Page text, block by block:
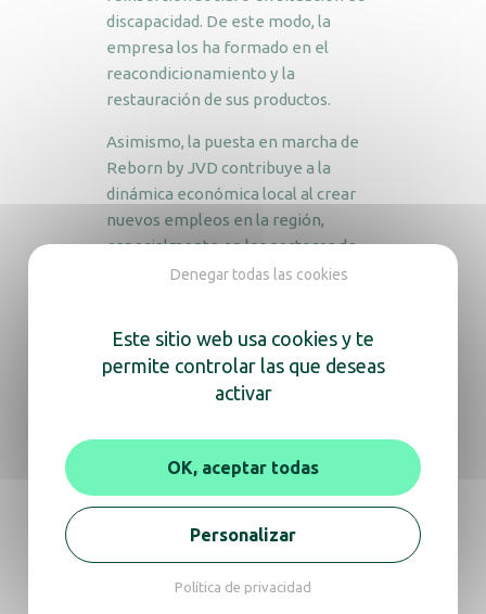
discapacidad. De este modo, la
empresa los ha formado en el
reacondicionamiento y la
restauración de sus productos.
Asimismo, la puesta en marcha de
Reborn by JVD contribuye a la
dinámica económica local al crear
nuevos empleos en la región,
especialmente en los sectores de
mantenimiento y
Las ventajas ecológicas y
económicas de su solución Reborn
están en consonancia con los
empresa. A través de su oferta,
inicialmente centrada en los
secadores de manos, JVD desea
responsable y sostenible frente al
Este sitio web usa cookies y te
permite controlar las que deseas
activar
OK, aceptar todas
Denegar todas las cookies
Personalizar
Política de privacidad